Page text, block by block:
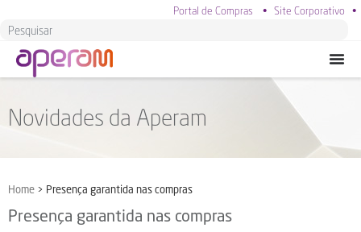
Portal de Compras • Site Corporativo •
Novidades da Aperam
Home > Presença garantida nas compras
Presença garantida nas compras